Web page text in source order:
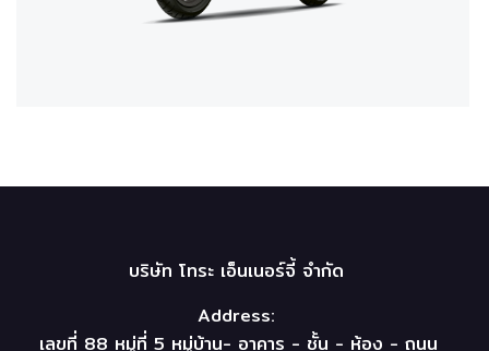
บริษัท โทระ เอ็นเนอร์จี้ จำกัด
Address:
เลขที่ 88 หมู่ที่ 5 หมู่บ้าน- อาคาร - ชั้น - ห้อง - ถนน